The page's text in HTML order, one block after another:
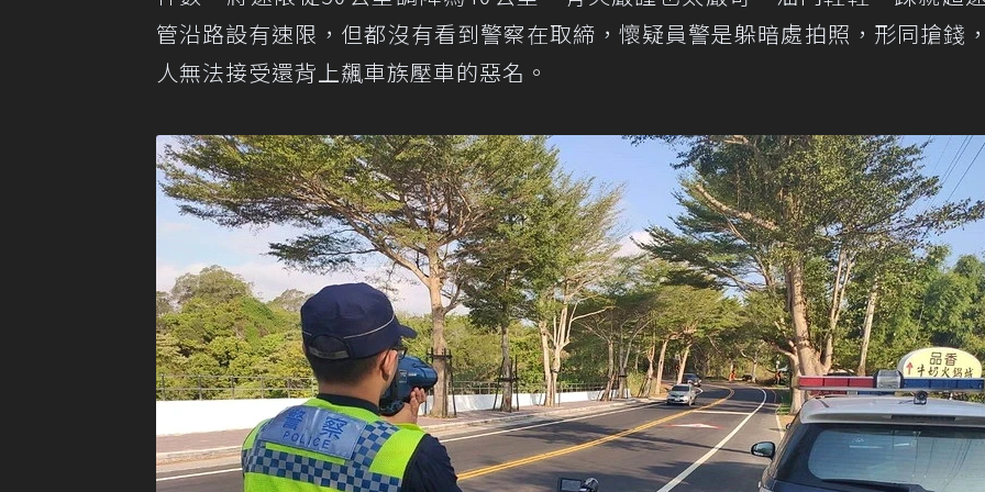
管沿路設有速限，但都沒有看到警察在取締，懷疑員警是躲暗處拍照，形同搶錢
人無法接受還背上飆車族壓車的惡名。